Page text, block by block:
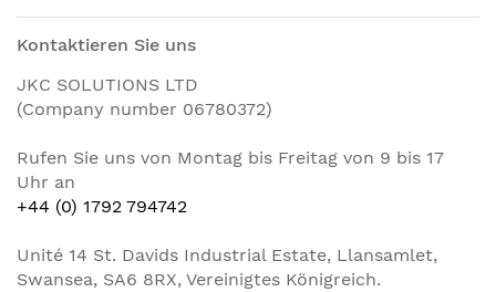
Kontaktieren Sie uns
JKC SOLUTIONS LTD
(Company number 06780372)
Rufen Sie uns von Montag bis Freitag von 9 bis 17
Uhr an
+44 (0) 1792 794742
Unité 14 St. Davids Industrial Estate, Llansamlet,
Swansea, SA6 8RX, Vereinigtes Königreich.